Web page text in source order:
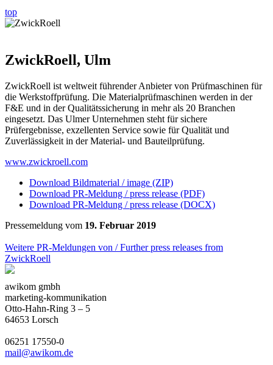
top
ZwickRoell, Ulm
ZwickRoell ist weltweit führender Anbieter von Prüfmaschinen für
die Werkstoffprüfung. Die Materialprüfmaschinen werden in der
F&E und in der Qualitätssicherung in mehr als 20 Branchen
eingesetzt. Das Ulmer Unternehmen steht für sichere
Prüfergebnisse, exzellenten Service sowie für Qualität und
Zuverlässigkeit in der Material- und Bauteilprüfung.
www.zwickroell.com
Download Bildmaterial / image (ZIP)
Download PR-Meldung / press release (PDF)
Download PR-Meldung / press release (DOCX)
Pressemeldung vom 19. Februar 2019
Weitere PR-Meldungen von / Further press releases from
ZwickRoell
awikom gmbh
marketing-kommunikation
Otto-Hahn-Ring 3 – 5
64653 Lorsch
06251 17550-0
mail@awikom.de